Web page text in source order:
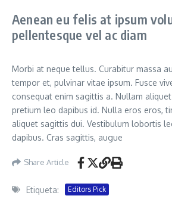
Aenean eu felis at ipsum
pellentesque vel ac diam
Morbi at neque tellus. Curabitur massa
tempor et, pulvinar vitae ipsum. Fusce
consequat enim sagittis a. Nullam
pretium leo dapibus id. Nulla eros eros,
aliquet sagittis dui. Vestibulum lobortis
dapibus. Cras sagittis, augue
Share Article
Etiqueta: Editors Pick